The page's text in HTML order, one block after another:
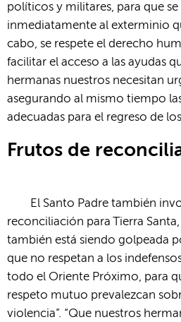
políticos y militares, para que
inmediatamente al exterminio
cabo, se respete el derecho
facilitar el acceso a las ayudas
hermanas nuestros necesitan
asegurando al mismo tiempo
adecuadas para el regreso de
Frutos de
El Santo Padre también
reconciliación para Tierra
también está siendo golpeada
que no respetan a los
todo el Oriente Próximo, para
respeto mutuo prevalezcan
violencia”. “Que nuestros